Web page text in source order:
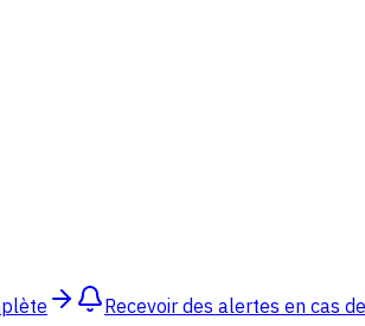
Recevoir des alertes en cas